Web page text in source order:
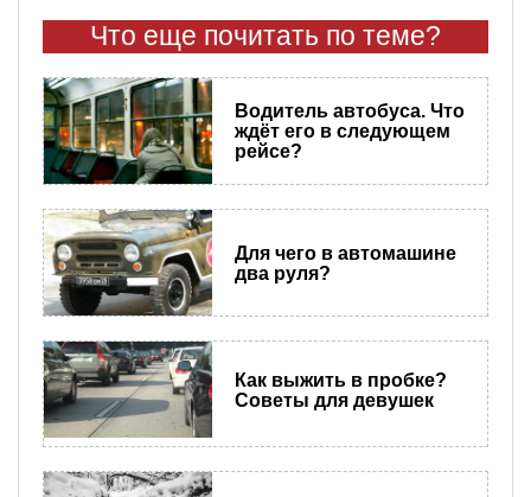
Что еще почитать по теме?
Водитель автобуса. Что
ждёт его в следующем
рейсе?
Для чего в автомашине
два руля?
Как выжить в пробке?
Советы для девушек